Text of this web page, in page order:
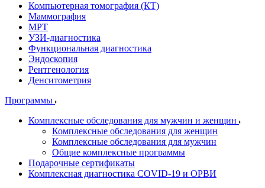
Компьютерная томография (КТ)
Маммография
МРТ
УЗИ-диагностика
Функциональная диагностика
Эндоскопия
Рентгенология
Денситометрия
Программы
Комплексные обследования для мужчин и женщин
Комплексные обследования для женщин
Комплексные обследования для мужчин
Общие комплексные программы
Подарочные сертификаты
Комплексная диагностика COVID-19 и ОРВИ